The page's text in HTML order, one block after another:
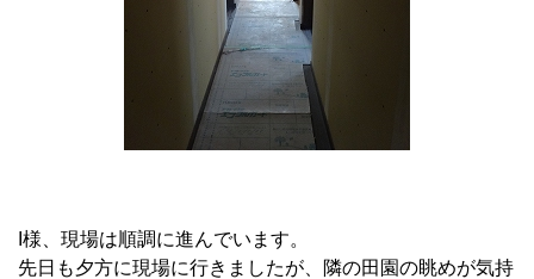
I様、現場は順調に進んでいます。
先日も夕方に現場に行きましたが、隣の田園の眺めが気持